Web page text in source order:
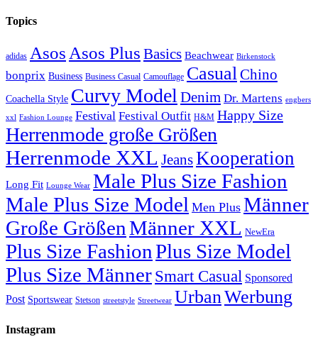
Topics
adidas AsosAsos Plus Basics Beachwear Birkenstock
bonprix Business Business Casual Camouflage CasualChino
Coachella Style Curvy ModelDenim Dr. Martens engbers
xxl Fashion Lounge Festival Festival Outfit H&M Happy Size
Herrenmode große Größen
Herrenmode XXL JeansKooperation
Long Fit Lounge Wear Male Plus Size Fashion
Male Plus Size Model Men Plus Männer
Große GrößenMänner XXL NewEra
Plus Size FashionPlus Size Model
Plus Size MännerSmart Casual Sponsored
Post Sportswear Stetson streetstyle Streetwear UrbanWerbung
Instagram